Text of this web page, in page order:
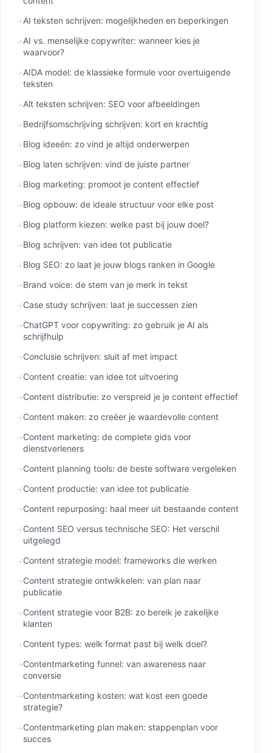
AI teksten schrijven: mogelijkheden en beperkingen
AI vs. menselijke copywriter: wanneer kies je
waarvoor?
AIDA model: de klassieke formule voor overtuigende
teksten
Alt teksten schrijven: SEO voor afbeeldingen
Bedrijfsomschrijving schrijven: kort en krachtig
Blog ideeën: zo vind je altijd onderwerpen
Blog laten schrijven: vind de juiste partner
Blog marketing: promoot je content effectief
Blog opbouw: de ideale structuur voor elke post
Blog platform kiezen: welke past bij jouw doel?
Blog schrijven: van idee tot publicatie
Blog SEO: zo laat je jouw blogs ranken in Google
Brand voice: de stem van je merk in tekst
Case study schrijven: laat je successen zien
ChatGPT voor copywriting: zo gebruik je AI als
schrijfhulp
Conclusie schrijven: sluit af met impact
Content creatie: van idee tot uitvoering
Content distributie: zo verspreid je je content effectief
Content maken: zo creëer je waardevolle content
Content marketing: de complete gids voor
dienstverleners
Content planning tools: de beste software vergeleken
Content productie: van idee tot publicatie
Content repurposing: haal meer uit bestaande content
Content SEO versus technische SEO: Het verschil
uitgelegd
Content strategie model: frameworks die werken
Content strategie ontwikkelen: van plan naar
publicatie
Content strategie voor B2B: zo bereik je zakelijke
klanten
Content types: welk format past bij welk doel?
Contentmarketing funnel: van awareness naar
conversie
Contentmarketing kosten: wat kost een goede
strategie?
Contentmarketing plan maken: stappenplan voor
succes